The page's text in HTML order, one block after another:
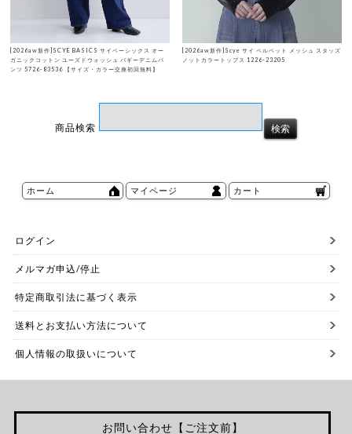
[2026aw新作]SCYE BASICS サイベーシックス オー
ガニックコットン ユーズドウォッシュ バギーデニムパ
ンツ 5726-83536 【サイズ・カラー交換初回無料】
[2026aw新作]Scye サイ ベルベット メッシュ スタッズ
ノットカラートップス 1226-23205
商品検索
ホーム マイページ カート
ログイン
メルマガ申込/停止
特定商取引法に基づく表示
送料とお支払い方法について
個人情報の取扱いについて
お問い合わせ【ご注文前】